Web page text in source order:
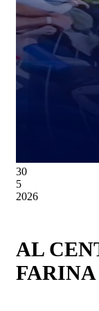
30
5
2026
AL
FARINA